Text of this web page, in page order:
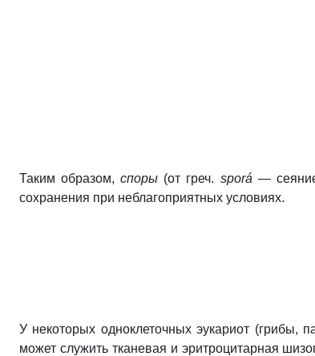
Таким образом,споры (от греч. sporá —
сохранения при неблагоприятных условиях.
У некоторых одноклеточных эукариот (грибы,
может служить тканевая и эритроцитарная